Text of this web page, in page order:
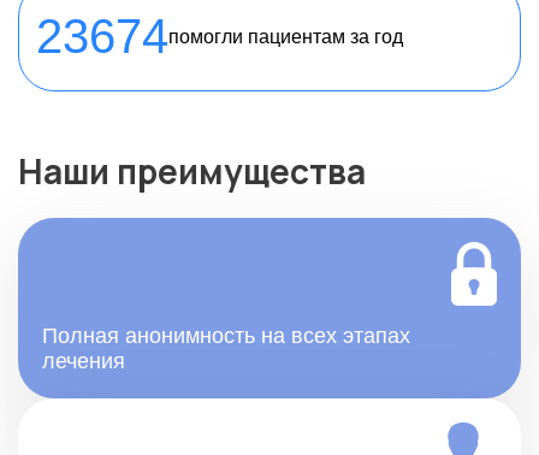
23674помогли пациентам за год
Наши преимущества
Полная анонимность на всех этапах
лечения